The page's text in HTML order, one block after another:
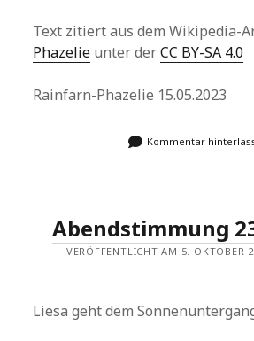
Text zitiert aus dem Wikipedia-
Phazelie unter derCC BY-SA 4.0
Rainfarn-Phazelie 15.05.2023
Kommentar
Abendstimmung
VERÖFFENTLICHT AM 5. OKTOBER
Liesa geht dem